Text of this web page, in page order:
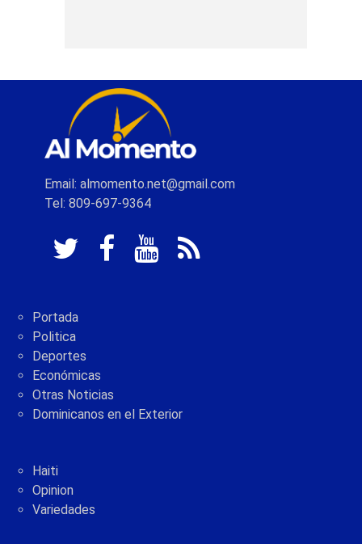
Email: almomento.net@gmail.com
Tel: 809-697-9364
Portada
Politica
Deportes
Económicas
Otras Noticias
Dominicanos en el Exterior
Haiti
Opinion
Variedades